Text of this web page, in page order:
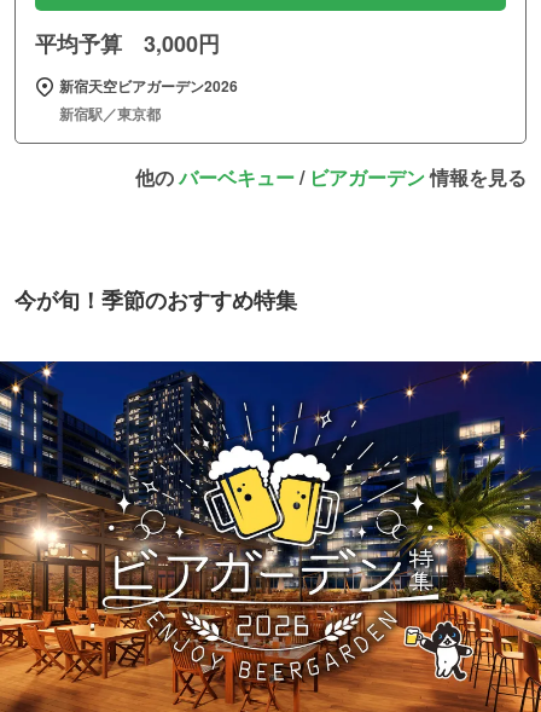
平均予算 3,000円
新宿天空ビアガーデン2026
新宿駅／東京都
他のバーベキュー/ ビアガーデン情報を見る
今が旬！季節のおすすめ特集